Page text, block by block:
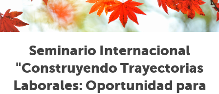
Seminario Internacional
"Construyendo Trayectorias
Laborales: Oportunidad para